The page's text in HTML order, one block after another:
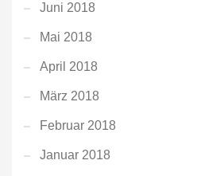
Juni 2018
Mai 2018
April 2018
März 2018
Februar 2018
Januar 2018